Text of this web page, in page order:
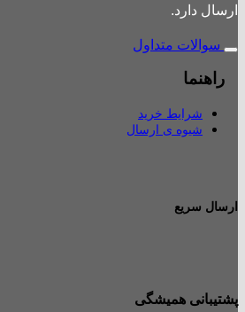
ارسال دارد.
سوالات متداول
راهنما
شرایط خرید
شیوه ی ارسال
ارسال سریع
پشتیبانی همیشگی